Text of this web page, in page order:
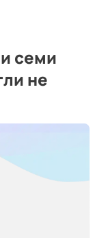
семи
не